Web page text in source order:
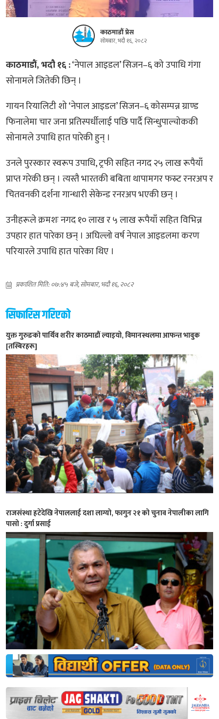
काठमाडौं प्रेस
सोमबार, भदौ १६, २०८२
काठमाडौं, भदौ १६ :‘नेपाल आइडल’ सिजन–६ को उपाधि गंगा
सोनामले जितेकी छिन् ।
गायन रियालिटी शो ‘नेपाल आइडल’ सिजन–६ कोसम्पन्न ग्राण्ड
फिनालेमा चार जना प्रतिस्पर्धीलाई पछि पार्दै सिन्धुपाल्चोककी
सोनामले उपाधि हात पारेकी हुन् ।
उनले पुरस्कार स्वरूप उपाधि, ट्रफी सहित नगद २५ लाख रूपैयाँ
प्राप्त गरेकी छन् । त्यस्तै भारतकी बबिता थापामगर फस्र्ट रनरअप र
चितवनकी दर्शना गान्धारी सेकेन्ड रनरअप भएकी छन् ।
उनीहरूले क्रमशः नगद १० लाख र ५ लाख रूपैयाँ सहित विभिन्न
उपहार हात पारेका छन् । अघिल्लो वर्ष नेपाल आइडलमा करण
परियारले उपाधि हात पारेका थिए ।
प्रकाशित मिति: ०७:४५ बजे, सोमबार, भदौ १६, २०८२
सिफारिस गरिएको
युक्त गुरुङको पार्थिव शरीर काठमाडौं ल्याइयो, विमानस्थलमा आफन्त भावुक
[तस्बिरहरू]
राजसंस्था हटेदेखि नेपाललाई दशा लाग्यो, फागुन २१ को चुनाव नेपालीका लागि
पासो : दुर्गा प्रसाई